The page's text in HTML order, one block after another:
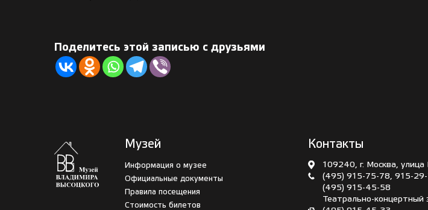
Поделитесь этой записью с друзьями
Музей
Информация о музее
Официальные документы
Правила посещения
Стоимость билетов
Контакты
109240, г. Москва, улица
(495) 915-75-78, 915-
(495) 915-45-58
Театрально-концертный